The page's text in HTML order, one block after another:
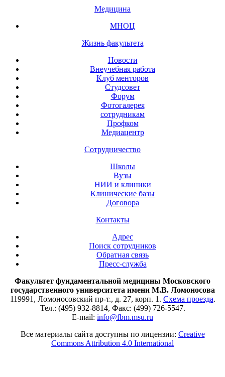
Медицина
МНОЦ
Жизнь факультета
Новости
Внеучебная работа
Клуб менторов
Студсовет
Форум
Фотогалерея
сотрудникам
Профком
Медиацентр
Сотрудничество
Школы
Вузы
НИИ и клиники
Клинические базы
Договора
Контакты
Адрес
Поиск сотрудников
Обратная связь
Пресс-служба
Факультет фундаментальной медицины Московского
государственного университета имени М.В. Ломоносова
119991, Ломоносовский пр-т., д. 27, корп. 1. Схема проезда.
Тел.: (495) 932-8814, Факс: (499) 726-5547.
E-mail: info@fbm.msu.ru
Все материалы сайта доступны по лицензии: Creative
Commons Attribution 4.0 International